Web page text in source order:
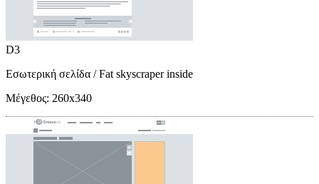
D3
Εσωτερική σελίδα / Fat skyscraper inside
Μέγεθος: 260x340